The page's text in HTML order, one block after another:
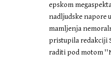
epskom
nadljudske napore
mamljenja
pristupila redakciji
raditi pod motom